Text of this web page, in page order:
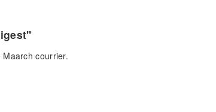
courrier.